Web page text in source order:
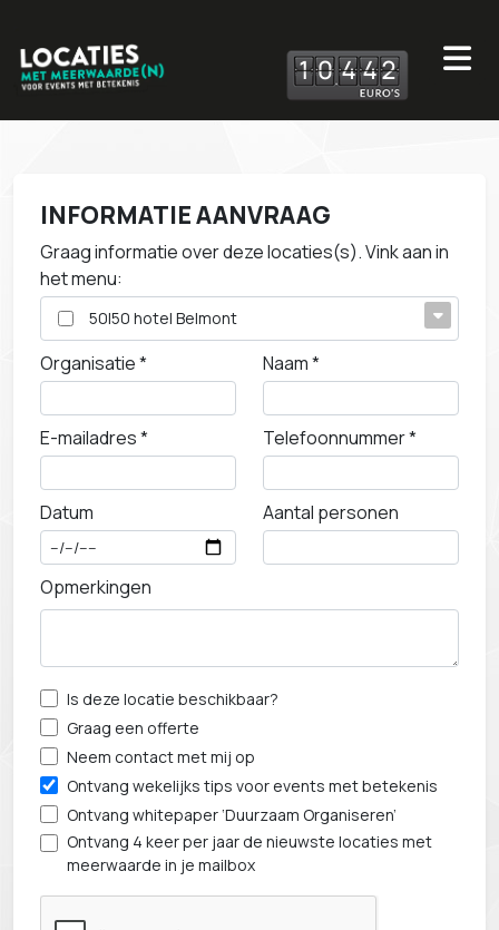
10 442
INFORMATIE AANVRAAG
Graag informatie over deze locaties(s). Vink aan in
het menu:
50|50 hotel Belmont
Aeres Hogeschool
Anafora Parkrestaurant & Events
Apenheul
Beatrix Theater
Better Meetings
Bloemenpark Appeltern
BlueCity
Brouwerij De Prael
Buitenplaats Kameryck
Bus Whisky Meeting & Events
Business- & Event Locatie Bovendonk
CO3 Campus
Captain Pippi
Centraal Ketelhuis
Organisatie * Naam *
E-mailadres * Telefoonnummer *
Datum Aantal personen
Opmerkingen
Is deze locatie beschikbaar?
Graag een offerte
Neem contact met mij op
Ontvang wekelijks tips voor events met betekenis
Ontvang whitepaper ‘Duurzaam Organiseren’
Ontvang 4 keer per jaar de nieuwste locaties met
meerwaarde in je mailbox